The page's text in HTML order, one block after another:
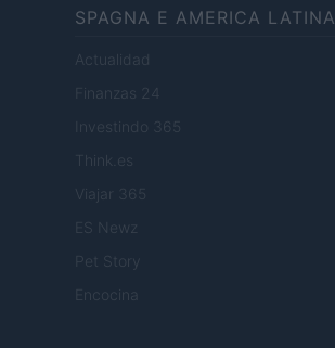
SPAGNA E AMERICA LATINA
Actualidad
Finanzas 24
Investindo 365
Think.es
Viajar 365
ES Newz
Pet Story
Encocina